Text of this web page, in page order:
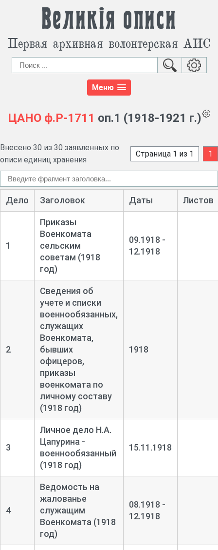
Великія описи
Первая архивная волонтерская АИС
Меню
ЦАНО ф.Р-1711 оп.1 (1918-1921 г.)
Внесено 30 из 30 заявленных по
описи единиц хранения
Страница 1 из 1 1
Дело Заголовок Даты Листов
1
Приказы
Военкомата
сельским
советам (1918
год)
09.1918 -
12.1918
2
Сведения об
учете и списки
военнообязанных,
служащих
Военкомата,
бывших
офицеров,
приказы
военкомата по
личному составу
(1918 год)
1918
3
Личное дело Н.А.
Цапурина -
военнообязанный
(1918 год)
15.11.1918
4
Ведомость на
жалованье
служащим
Военкомата (1918
год)
08.1918 -
12.1918